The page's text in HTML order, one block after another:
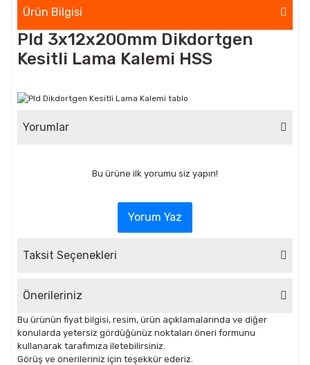
Ürün Bilgisi
Pld 3x12x200mm Dikdortgen
Kesitli Lama Kalemi HSS
Yorumlar
Bu ürüne ilk yorumu siz yapın!
Yorum Yaz
Taksit Seçenekleri
Önerileriniz
Bu ürünün fiyat bilgisi, resim, ürün açıklamalarında ve diğer
konularda yetersiz gördüğünüz noktaları öneri formunu
kullanarak tarafımıza iletebilirsiniz.
Görüş ve önerileriniz için teşekkür ederiz.